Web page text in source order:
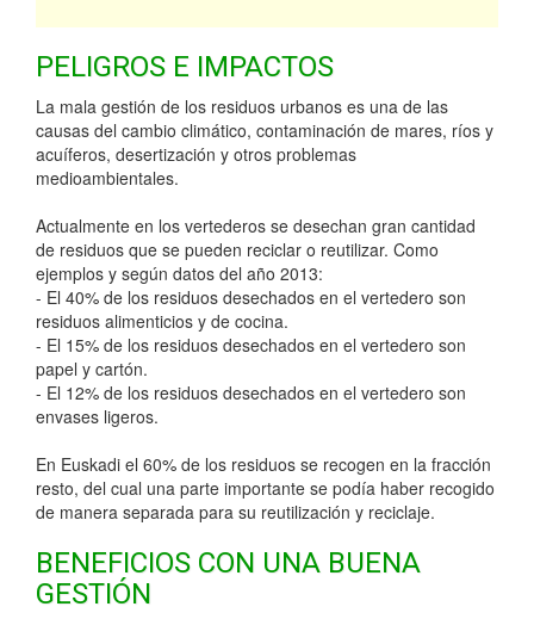
PELIGROS E IMPACTOS
La mala gestión de los residuos urbanos es una de las
causas del cambio climático, contaminación de mares, ríos y
acuíferos, desertización y otros problemas
medioambientales.
Actualmente en los vertederos se desechan gran cantidad
de residuos que se pueden reciclar o reutilizar. Como
ejemplos y según datos del año 2013:
- El 40% de los residuos desechados en el vertedero son
residuos alimenticios y de cocina.
- El 15% de los residuos desechados en el vertedero son
papel y cartón.
- El 12% de los residuos desechados en el vertedero son
envases ligeros.
En Euskadi el 60% de los residuos se recogen en la fracción
resto, del cual una parte importante se podía haber recogido
de manera separada para su reutilización y reciclaje.
BENEFICIOS CON UNA BUENA
GESTIÓN